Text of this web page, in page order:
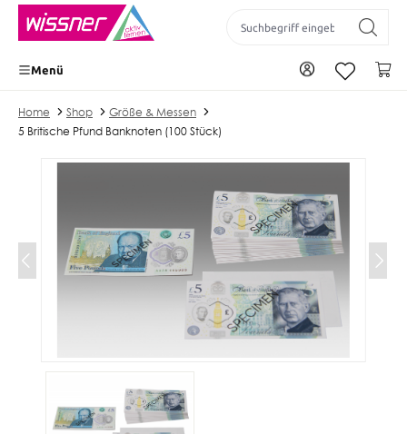
springen
Zu Ihrem Konto
Menü
Home Shop
Größe & Messen
5 Britische Pfund Banknoten (100 Stück)